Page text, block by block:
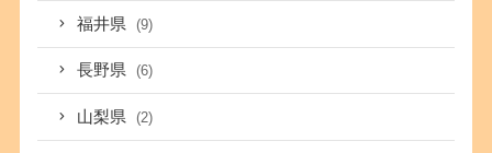
福井県 (9)
長野県 (6)
山梨県 (2)